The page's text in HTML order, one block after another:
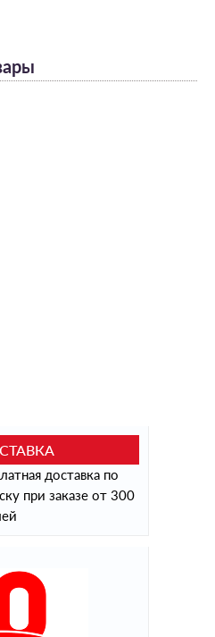
доставка по
при заказе от 300